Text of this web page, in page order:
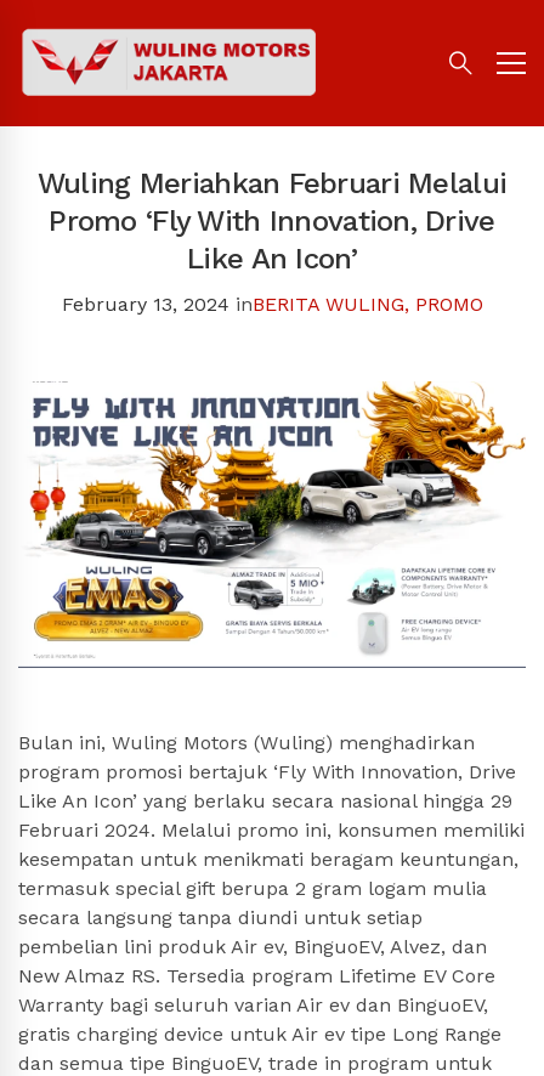
Wuling Meriahkan Februari Melalui
Promo ‘Fly With Innovation, Drive
Like An Icon’
February 13, 2024 inBERITA WULING, PROMO
Bulan ini, Wuling Motors (Wuling) menghadirkan
program promosi bertajuk ‘Fly With Innovation, Drive
Like An Icon’ yang berlaku secara nasional hingga 29
Februari 2024. Melalui promo ini, konsumen memiliki
kesempatan untuk menikmati beragam keuntungan,
termasuk special gift berupa 2 gram logam mulia
secara langsung tanpa diundi untuk setiap
pembelian lini produk Air ev, BinguoEV, Alvez, dan
New Almaz RS. Tersedia program Lifetime EV Core
Warranty bagi seluruh varian Air ev dan BinguoEV,
gratis charging device untuk Air ev tipe Long Range
dan semua tipe BinguoEV, trade in program untuk